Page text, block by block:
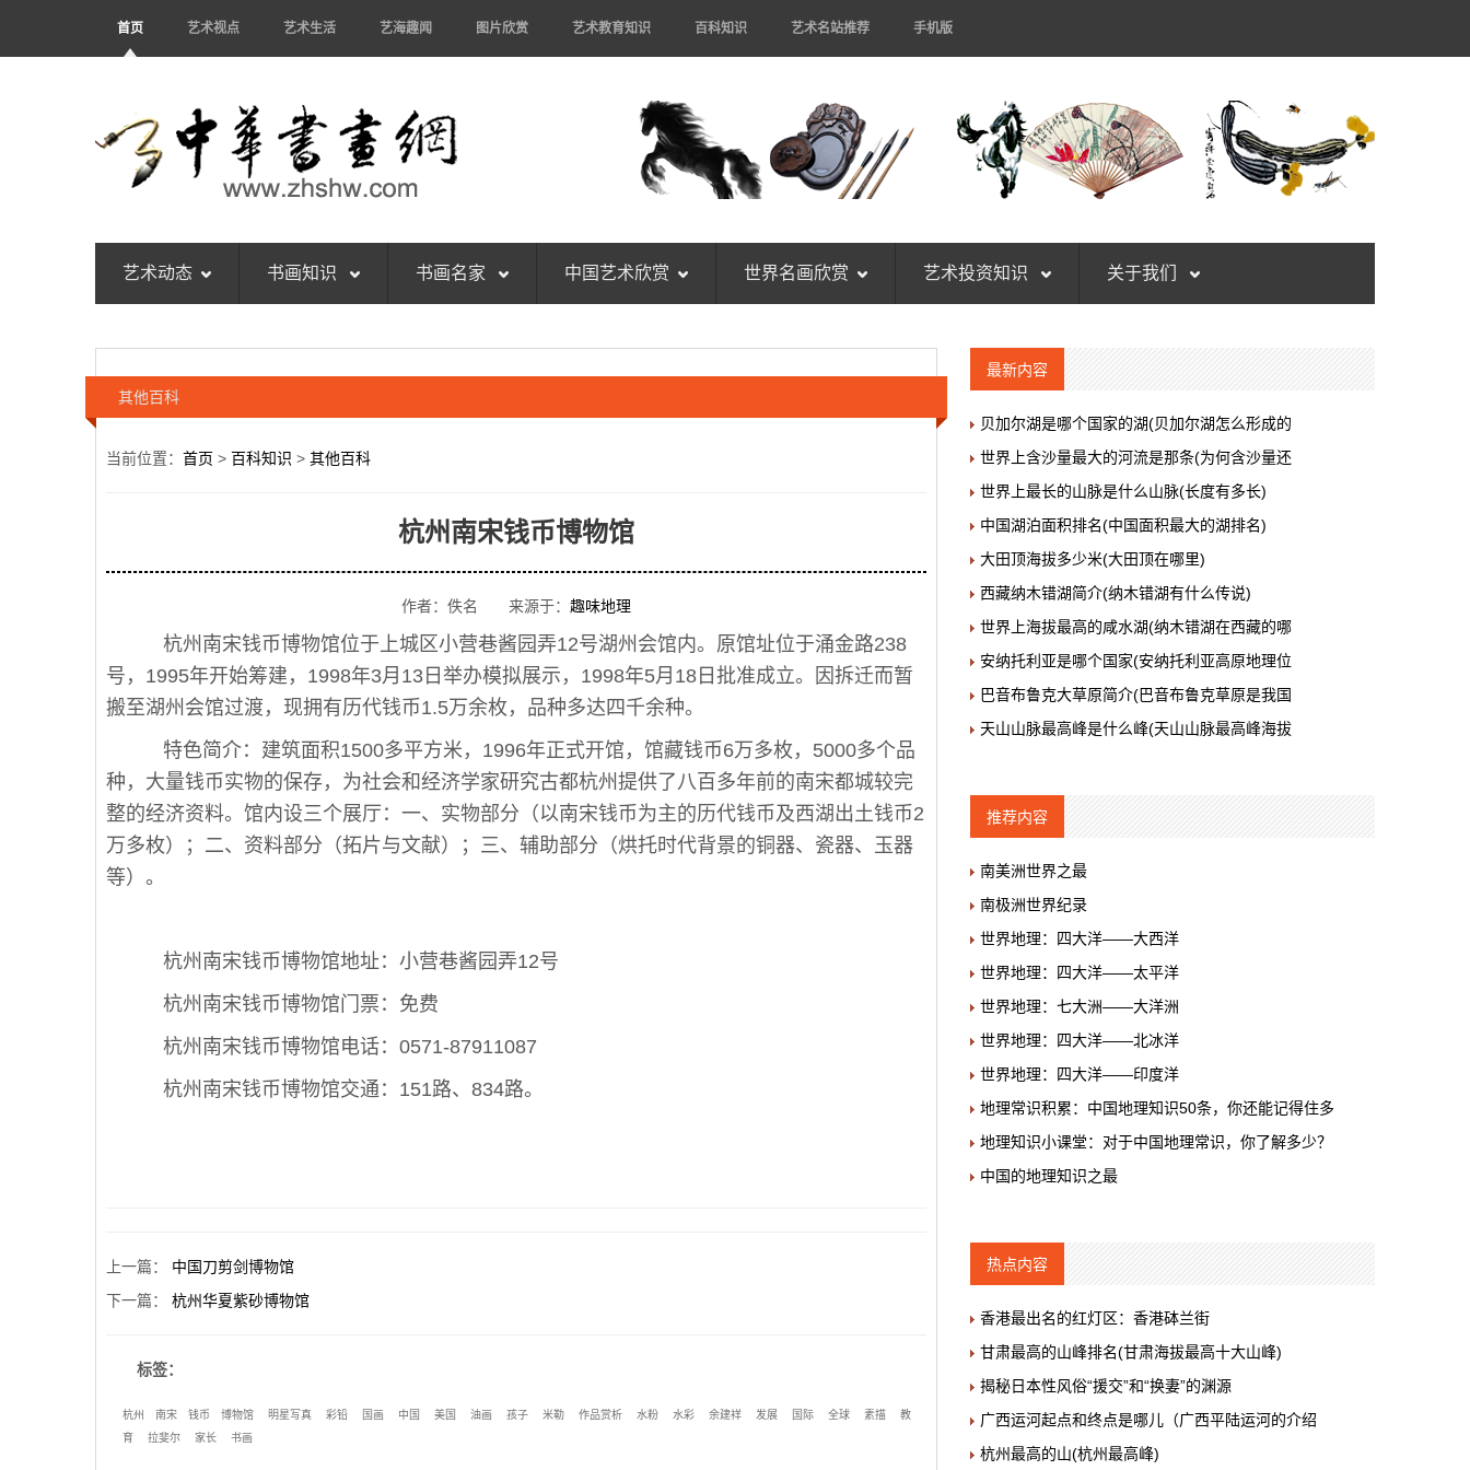
首页 艺术视点 艺术生活 艺海趣闻 图片欣赏 艺术教育知识 百科知识 艺术名站推荐 手机版
艺术动态 书画知识 书画名家 中国艺术欣赏 世界名画欣赏 艺术投资知识 关于我们
其他百科
当前位置： 首页 > 百科知识 > 其他百科
杭州南宋钱币博物馆
作者：佚名 来源于： 趣味地理
杭州南宋钱币博物馆位于上城区小营巷酱园弄12号湖州会馆内。原馆址位于涌金路238
号，1995年开始筹建，1998年3月13日举办模拟展示，1998年5月18日批准成立。因拆迁而暂
搬至湖州会馆过渡，现拥有历代钱币1.5万余枚，品种多达四千余种。
特色简介：建筑面积1500多平方米，1996年正式开馆，馆藏钱币6万多枚，5000多个品
种，大量钱币实物的保存，为社会和经济学家研究古都杭州提供了八百多年前的南宋都城较完
整的经济资料。馆内设三个展厅：一、实物部分（以南宋钱币为主的历代钱币及西湖出土钱币2
万多枚）；二、资料部分（拓片与文献）；三、辅助部分（烘托时代背景的铜器、瓷器、玉器
等）。
杭州南宋钱币博物馆地址：小营巷酱园弄12号
杭州南宋钱币博物馆门票：免费
杭州南宋钱币博物馆电话：0571-87911087
杭州南宋钱币博物馆交通：151路、834路。
上一篇： 中国刀剪剑博物馆
下一篇： 杭州华夏紫砂博物馆
标签：
杭州 南宋 钱币 博物馆 明星写真 彩铅 国画 中国 美国 油画 孩子 米勒 作品赏析 水粉 水彩 余建祥 发展 国际 全球 素描
教
育
拉斐尔 家长 书画
最新内容
贝加尔湖是哪个国家的湖(贝加尔湖怎么形成的
世界上含沙量最大的河流是那条(为何含沙量还
世界上最长的山脉是什么山脉(长度有多长)
中国湖泊面积排名(中国面积最大的湖排名)
大田顶海拔多少米(大田顶在哪里)
西藏纳木错湖简介(纳木错湖有什么传说)
世界上海拔最高的咸水湖(纳木错湖在西藏的哪
安纳托利亚是哪个国家(安纳托利亚高原地理位
巴音布鲁克大草原简介(巴音布鲁克草原是我国
天山山脉最高峰是什么峰(天山山脉最高峰海拔
推荐内容
南美洲世界之最
南极洲世界纪录
世界地理：四大洋——大西洋
世界地理：四大洋——太平洋
世界地理：七大洲——大洋洲
世界地理：四大洋——北冰洋
世界地理：四大洋——印度洋
地理常识积累：中国地理知识50条，你还能记得住多
地理知识小课堂：对于中国地理常识，你了解多少？
中国的地理知识之最
热点内容
香港最出名的红灯区：香港砵兰街
甘肃最高的山峰排名(甘肃海拔最高十大山峰)
揭秘日本性风俗“援交”和“换妻”的渊源
广西运河起点和终点是哪儿（广西平陆运河的介绍
杭州最高的山(杭州最高峰)